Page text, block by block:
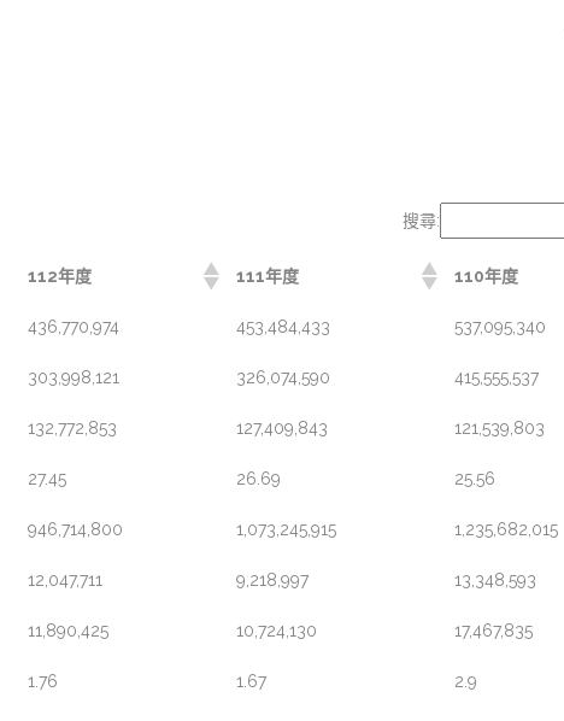
搜尋:
112年度 111年度 110年度
436,770,974 453,484,433 537,095,340
303,998,121 326,074,590 415,555,537
132,772,853 127,409,843 121,539,803
27.45 26.69 25.56
946,714,800 1,073,245,915 1,235,682,015
12,047,711 9,218,997 13,348,593
11,890,425 10,724,130 17,467,835
1.76 1.67 2.9